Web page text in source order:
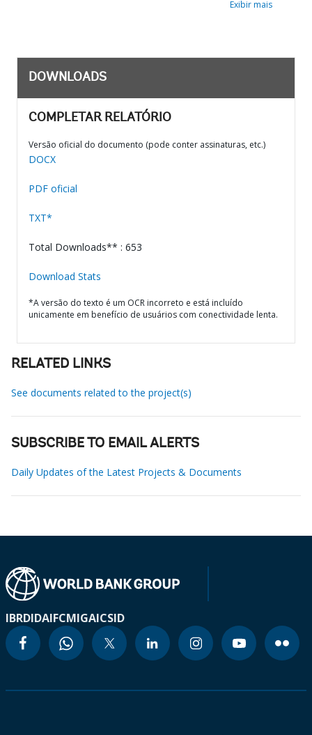
Exibir mais
DOWNLOADS
COMPLETAR RELATÓRIO
Versão oficial do documento (pode conter assinaturas, etc.)
DOCX
PDF oficial
TXT*
Total Downloads** : 653
Download Stats
*A versão do texto é um OCR incorreto e está incluído
unicamente em benefício de usuários com conectividade lenta.
RELATED LINKS
See documents related to the project(s)
SUBSCRIBE TO EMAIL ALERTS
Daily Updates of the Latest Projects & Documents
IBRDIDAIFCMIGAICSID